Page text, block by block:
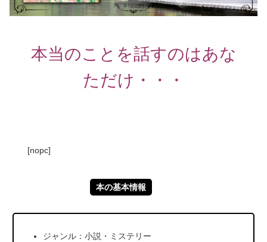
本当のことを話すのはあな
ただけ・・・
[nopc]
本の基本情報
ジャンル：小説・ミステリー